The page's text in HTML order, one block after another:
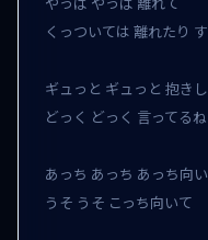
くっついては 離れたり
ギュっと ギュっと 抱き
どっく どっく 言ってるね
あっち あっち あっち向
うそ うそ こっち向いて